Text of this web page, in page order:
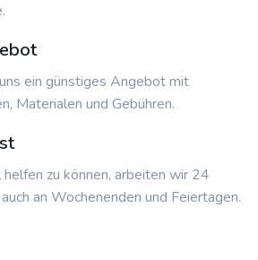
ein günstiges Angebot mit
Materialen und Gebühren.
helfen zu können, arbeiten wir 24
an Wochenenden und Feiertagen.